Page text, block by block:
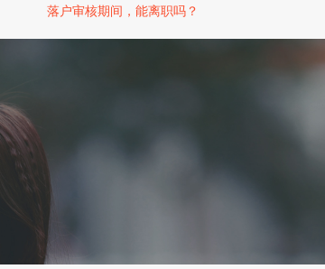
落户审核期间，能离职吗？